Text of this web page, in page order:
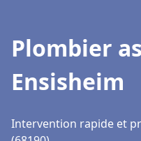
Plombier
Ensisheim
Intervention rapide et